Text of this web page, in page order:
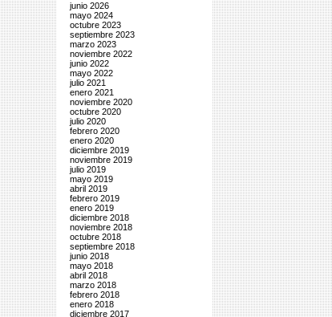
junio 2026
mayo 2024
octubre 2023
septiembre 2023
marzo 2023
noviembre 2022
junio 2022
mayo 2022
julio 2021
enero 2021
noviembre 2020
octubre 2020
julio 2020
febrero 2020
enero 2020
diciembre 2019
noviembre 2019
julio 2019
mayo 2019
abril 2019
febrero 2019
enero 2019
diciembre 2018
noviembre 2018
octubre 2018
septiembre 2018
junio 2018
mayo 2018
abril 2018
marzo 2018
febrero 2018
enero 2018
diciembre 2017